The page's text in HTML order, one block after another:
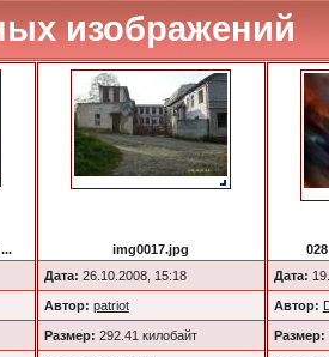
изображений
img0017.jpg
Дата: 26.10.2008, 15:18
Автор: patriot
Размер: 292.41 килобайт
Дата:
Автор:
Размер: